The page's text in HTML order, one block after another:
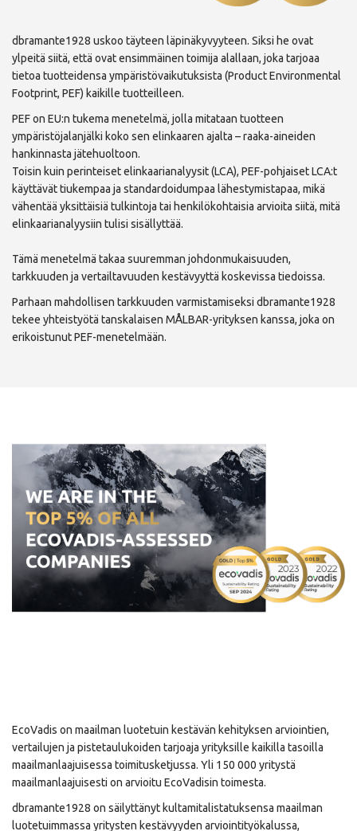
dbramante1928 uskoo täyteen läpinäkyvyyteen. Siksi he ovat
ylpeitä siitä, että ovat ensimmäinen toimija alallaan, joka tarjoaa
tietoa tuotteidensa ympäristövaikutuksista (Product Environmental
Footprint, PEF) kaikille tuotteilleen.
PEF on EU:n tukema menetelmä, jolla mitataan tuotteen
ympäristöjalanjälki koko sen elinkaaren ajalta – raaka-aineiden
hankinnasta jätehuoltoon.
Toisin kuin perinteiset elinkaarianalyysit (LCA), PEF-pohjaiset LCA:t
käyttävät tiukempaa ja standardoidumpaa lähestymistapaa, mikä
vähentää yksittäisiä tulkintoja tai henkilökohtaisia arvioita siitä, mitä
elinkaarianalyysiin tulisi sisällyttää.
Tämä menetelmä takaa suuremman johdonmukaisuuden,
tarkkuuden ja vertailtavuuden kestävyyttä koskevissa tiedoissa.
Parhaan mahdollisen tarkkuuden varmistamiseksi dbramante1928
tekee yhteistyötä tanskalaisen MÅLBAR-yrityksen kanssa, joka on
erikoistunut PEF-menetelmään.
EcoVadis on maailman luotetuin kestävän kehityksen arviointien,
vertailujen ja pistetaulukoiden tarjoaja yrityksille kaikilla tasoilla
maailmanlaajuisessa toimitusketjussa. Yli 150 000 yritystä
maailmanlaajuisesti on arvioitu EcoVadisin toimesta.
dbramante1928 on säilyttänyt kultamitalistatuksensa maailman
luotetuimmassa yritysten kestävyyden arviointityökalussa,